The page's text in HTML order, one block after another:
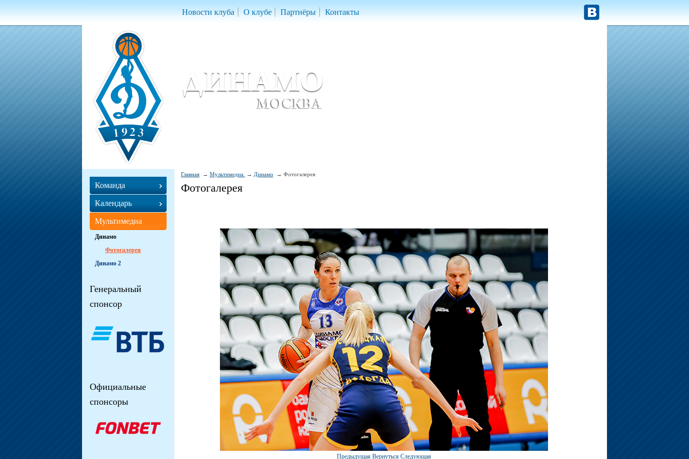
Новости клуба О клубе Партнёры Контакты
Главная Мультимедиа Динамо Фотогалерея
Фотогалерея
Предыдущая Вернуться Следующая
Команда
Календарь
Мультимедиа
Динамо
Фотогалерея
Динамо 2
Генеральный
спонсор
Официальные
спонсоры